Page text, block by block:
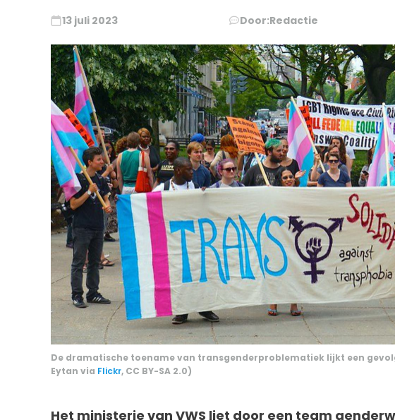
13 juli 2023 Door:Redactie
De dramatische toename van transgenderproblematiek lijkt een
Eytan via Flickr, CC BY-SA 2.0)
Het ministerie van VWS liet door een team